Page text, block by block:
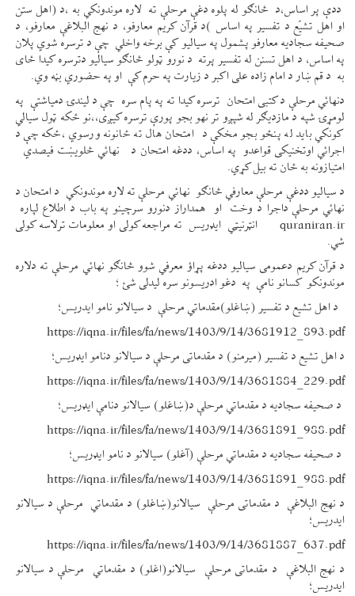
ددې پر اساس،د څانګو له پلوه دغې مرحلې ته لاره موندونکي به ،د (اهل ستن
او اهل تشیّع د تفسیر په اساس )د قرآن کریم معارفو، د نهج البلاغې معارفو، د
صحیفه سجادیه معارفو پشمول په سیالیو کې برخه واخلي چې د ترسره شوي پلان
په اساس، د اهل تسنن له تفسیر پرته د نورو ټولو څانګو سیالیو دترسره کیدا ځای
به د قم ښار د امام زاده علی اکبر د زیارت په حرم کې او په حضوري بڼه وي.
دنهائي مرحلې د کتبی امتحان ترسره کیدا ته په پام سره چې د لیندۍ دمیاشتې په
لومړۍ شپه د مازدیګر له شپږو تر نهو بجو پورې ترسره کیږی،،نو ځکه ټول سیالي
کونکي باید له پنځو بجو مخکې د امتحان هال ته ځانونه ورسوي ،ځکه چې د
اجرائي اوتخنیکی قواعدو په اساس، ددغه امتحان د نهائي څلویښت فیصدي
امتیازونه به ځان ته بیل کړي.
د سیالیو ددغې مرحلې معارفي څانګو نهائي مرحلې ته لاره موندونکي د امتحان د
نهائي مرحلې داجرا د وخت او همداراز دنورو سرچینو په باب د اطلاع لپاره
quraniran.ir انټرنیټي ایډریس ته مراجعه کولی او معلومات ترلاسه کولی
شي.
د قرآن کریم دعمومی سیالیو ددغه پړاؤ معرفي شوو څانګو نهائي مرحلې ته دلاره
موندونکو کسانو نامې په دغو ادریسونو سره لیدلی شئ ؛
د اهل تشیع د تفسیر (ښاغلو)مقدماتي مرحلې د سیالانو نامو ایدریس؛
https://iqna.ir/files/fa/news/1403/9/14/3681912_893.pdf
د اهل تشیع د تفسیر (میرمنو) د مقدماتی مرحلې د سیالانو دنامو ایډریس؛
https://iqna.ir/files/fa/news/1403/9/14/3681884_229.pdf
د صحیفه سجادیه د مقدماتي مرحلې د(ښاغلو) سیالانو دنامې ایډریس؛
https://iqna.ir/files/fa/news/1403/9/14/3681891_988.pdf
د صحیفه سجادیه د مقدماتي مرحلې (آغلو) سیالانو د نامو ایډریس؛
https://iqna.ir/files/fa/news/1403/9/14/3681891_988.pdf
د نهج البلاغې د مقدماتی مرحلې سیالانو(ښاغلو) د مقدماتي مرحلې د سیالانو
ایدریس؛
https://iqna.ir/files/fa/news/1403/9/14/3681887_637.pdf
د نهج البلاغې د مقدماتی مرحلې سیالانو(اغلو) د مقدماتي مرحلې د سیالانو
ایدریس؛